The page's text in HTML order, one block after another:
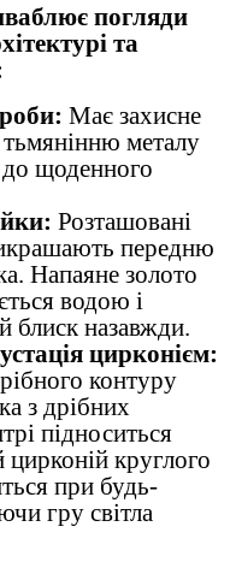
погляди
та
Має захисне
металу
до щоденного
Розташовані
передню
Напаяне золото
водою і
блиск назавжди.
цирконієм:
контуру
з дрібних
підноситься
круглого
при будь-
гру світла